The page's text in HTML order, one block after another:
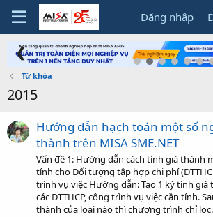
Đăng nhập
❮
Từ khóa
2015
Hướng dẫn hạch toán một số
thành trên MISA SME.NET
Vấn đề 1: Hướng dẫn cách tính giá thành
tính cho Đối tượng tập hợp chi phí
trình vụ việc Hướng dẫn: Tạo 1 kỳ tính giá
các ĐTTHCP, công trình vụ việc cần tính.
thành của loại nào thì chương trình chỉ